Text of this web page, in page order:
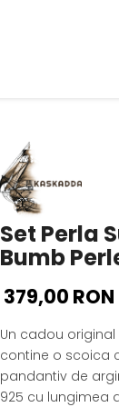
Set Perla
Bumb
379,00 RON
Un cadou
contine o scoica
pandantiv de
925 cu lungimea